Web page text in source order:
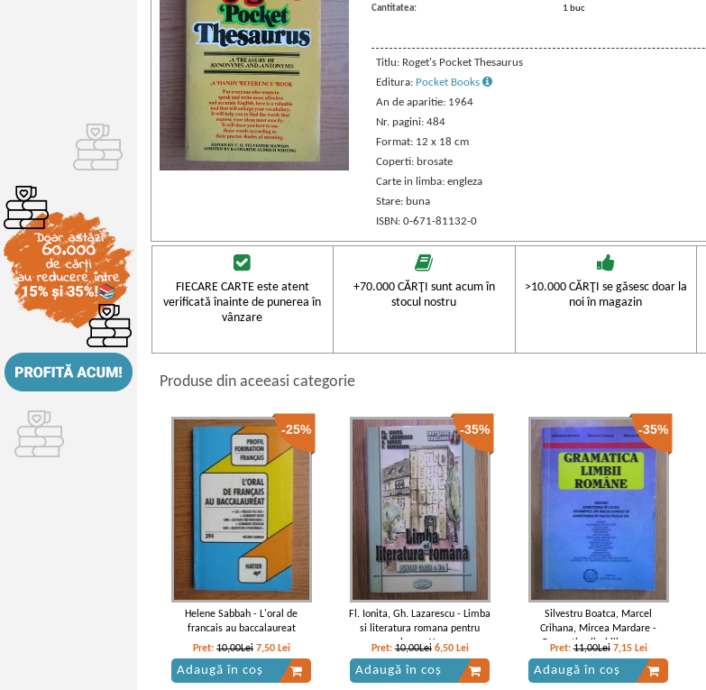
Cantitatea:
1 buc
Titlu: Roget's Pocket Thesaurus
Editura: Pocket Books
An de aparitie: 1964
Nr. pagini: 484
Format: 12 x 18 cm
Coperti: brosate
Carte in limba: engleza
Stare: buna
ISBN: 0-671-81132-0
FIECARE CARTE este atent
verificată înainte de punerea în
vânzare
+70.000 CĂRŢI sunt acum în
stocul nostru
>10.000 CĂRŢI se găsesc doar la
noi în magazin
Produse din aceeasi categorie
-25%
Helene Sabbah - L'oral de
francais au baccalaureat
Pret: 10,00Lei 7,50 Lei
Adaugă în coș
-35%
Fl. Ionita, Gh. Lazarescu - Limba
si literatura romana pentru
clasa a X-a
Pret:10,00Lei 6,50 Lei
Adaugă în coș
-35%
Silvestru Boatca, Marcel
Crihana, Mircea Mardare -
Gramatica limbiii romane
Pret:11,00Lei 7,15 Lei
Adaugă în coș